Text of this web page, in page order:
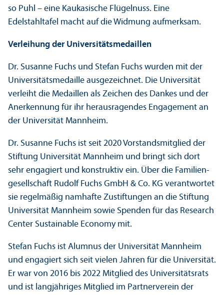
so Puhl – eine Kaukasische Flügelnuss. Eine
Edelstahltafel macht auf die Widmung aufmerksam.
Verleihung der Universitäts­medaillen
Dr. Susanne Fuchs und Stefan Fuchs wurden mit der
Universitäts­medaille ausgezeichnet. Die Universität
verleiht die Medaillen als Zeichen des Dankes und der
Anerkennung für ihr herausragendes Engagement an
der Universität Mannheim.
Dr. Susanne Fuchs ist seit 2020 Vorstands­mitglied der
Stiftung Universität Mannheim und bringt sich dort
sehr engagiert und konstruktiv ein. Über die Familien­
gesellschaft Rudolf Fuchs GmbH & Co. KG verantwortet
sie regelmäßig namhafte Zustiftungen an die Stiftung
Universität Mannheim sowie Spenden für das Research
Center Sustainable Economy mit.
Stefan Fuchs ist Alumnus der Universität Mannheim
und engagiert sich seit vielen Jahren für die Universität.
Er war von 2016 bis 2022 Mitglied des Universitäts­rats
und ist langjähriges Mitglied im Partner­verein der